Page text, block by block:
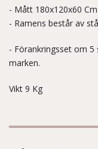
- Mått 180x120x60 Cm
- Ramens består av
- Förankringsset om
marken.
Vikt 9 Kg